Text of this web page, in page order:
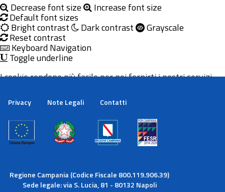
Decrease font size Increase font size
Default font sizes
Bright contrast Dark contrast Grayscale
Reset contrast
Keyboard Navigation
Toggle underline
Privacy Note Legali Contatti
Regione Campania (Codice Fiscale 800.119.906.39)
Sede legale: via S. Lucia, 81 - 80132 Napoli
I cookie rendono più facile per noi fornirti i nostri servizi.
cookie.
Maggiori informazioni